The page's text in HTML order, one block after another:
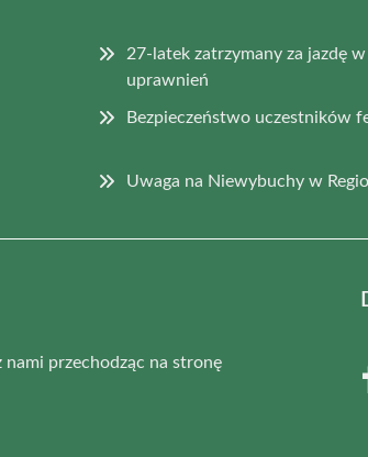
27-latek zatrzymany za jazdę
uprawnień
Bezpieczeństwo uczestników
Uwaga na Niewybuchy w
nami przechodząc na stronę